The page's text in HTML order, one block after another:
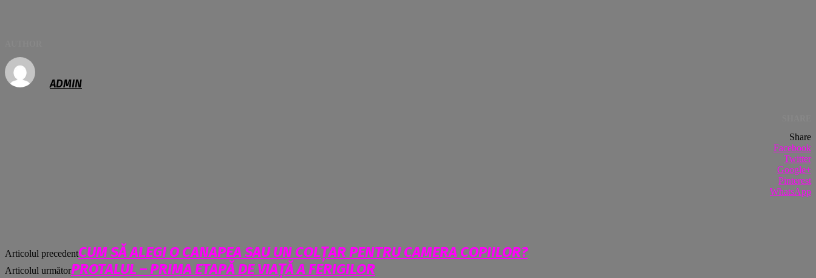
ADMIN
Share
Facebook
Twitter
Google+
Pinterest
WhatsApp
Articolul precedentCUM SĂ ALEGI O CANAPEA SAU UN COLȚAR PENTRU CAMERA COPIILOR?
Articolul următorPROTALUL – PRIMA ETAPĂ DE VIAȚĂ A FERIGILOR